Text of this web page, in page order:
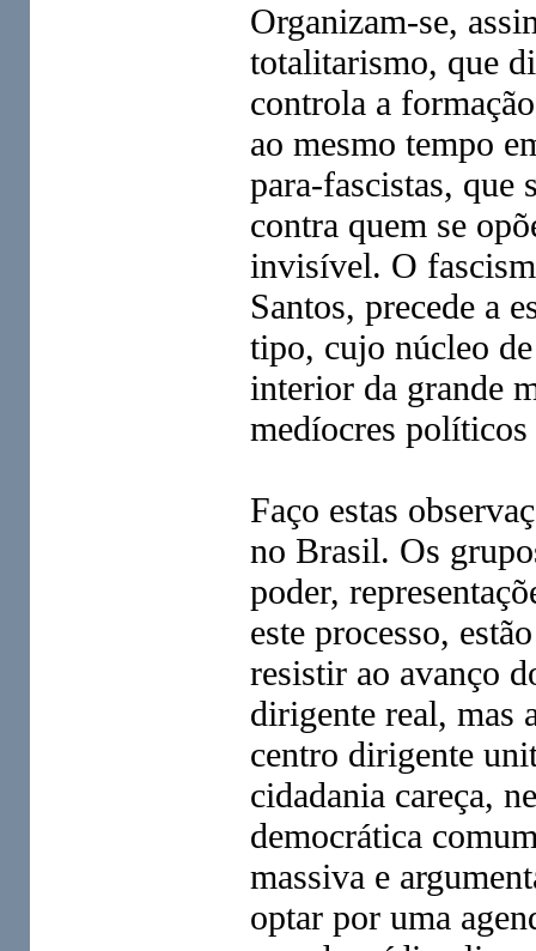
Organizam-se,
totalitarismo, que
controla a
ao mesmo tempo
para-fascistas, que
contra quem se
invisível. O
Santos, precede a
tipo, cujo núcleo
interior da grande
medíocres
Faço estas
no Brasil. Os
poder,
este processo,
resistir ao avanço
dirigente real, mas
centro dirigente
cidadania careça,
democrática
massiva e
optar por uma